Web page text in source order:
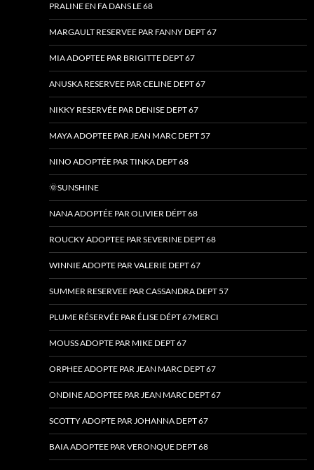
PRALINE EN FA DANS LE 68
MARGAULT RESERVEE PAR FANNY DEPT 67
MIA ADOPTEE PAR BRIGITTE DEPT 67
ANUSKA RESERVEE PAR CELINE DEPT 67
NIKKY RESERVÉE PAR DENISE DEPT 67
MAYA ADOPTEE PAR JEAN MARC DEPT 57
NINO ADOPTÉE PAR TINKA DEPT 68
🌞SUNSHINE
NANA ADOPTÉE PAR OLIVIER DÉPT 68
ROUCKY ADOPTEE PAR SEVERINE DEPT 68
WINNIE ADOPTE PAR VALERIE DEPT 67
SUMMER RESERVEE PAR CASSANDRA DEPT 57
PLUME RÉSERVÉE PAR ÉLISE DÉPT 67MERCI
MOUSS ADOPTE PAR MIKE DEPT 67
ORPHEE ADOPTE PAR JEAN MARC DEPT 67
ONDINE ADOPTEE PAR JEAN MARC DEPT 67
SCOTTY ADOPTE PAR JOHANNA DEPT 67
BAIA ADOPTEE PAR VERONQUE DEPT 68